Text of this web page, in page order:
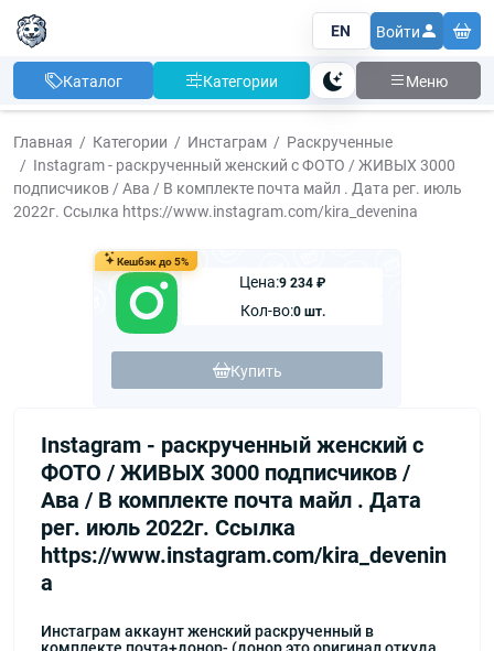
EN Войти
Каталог Категории Тема Меню
Главная Категории Инстаграм
Раскрученные
Instagram - раскрученный женский с ФОТО / ЖИВЫХ 3000
подписчиков / Ава / В комплекте почта майл . Дата рег. июль
2022г. Ссылка https://www.instagram.com/kira_devenina
Кешбэк до 5%
Цена:9 234 ₽
Кол-во:0 шт.
Купить
Instagram - раскрученный женский с
ФОТО / ЖИВЫХ 3000 подписчиков /
Ава / В комплекте почта майл . Дата
рег. июль 2022г. Ссылка
https://www.instagram.com/kira_devenin
a
Инстаграм аккаунт женский раскрученный в